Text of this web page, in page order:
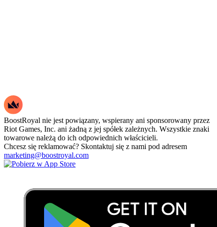
BoostRoyal nie jest powiązany, wspierany ani sponsorowany przez
Riot Games, Inc. ani żadną z jej spółek zależnych. Wszystkie znaki
towarowe należą do ich odpowiednich właścicieli.
Chcesz się reklamować? Skontaktuj się z nami pod adresem
marketing@boostroyal.com